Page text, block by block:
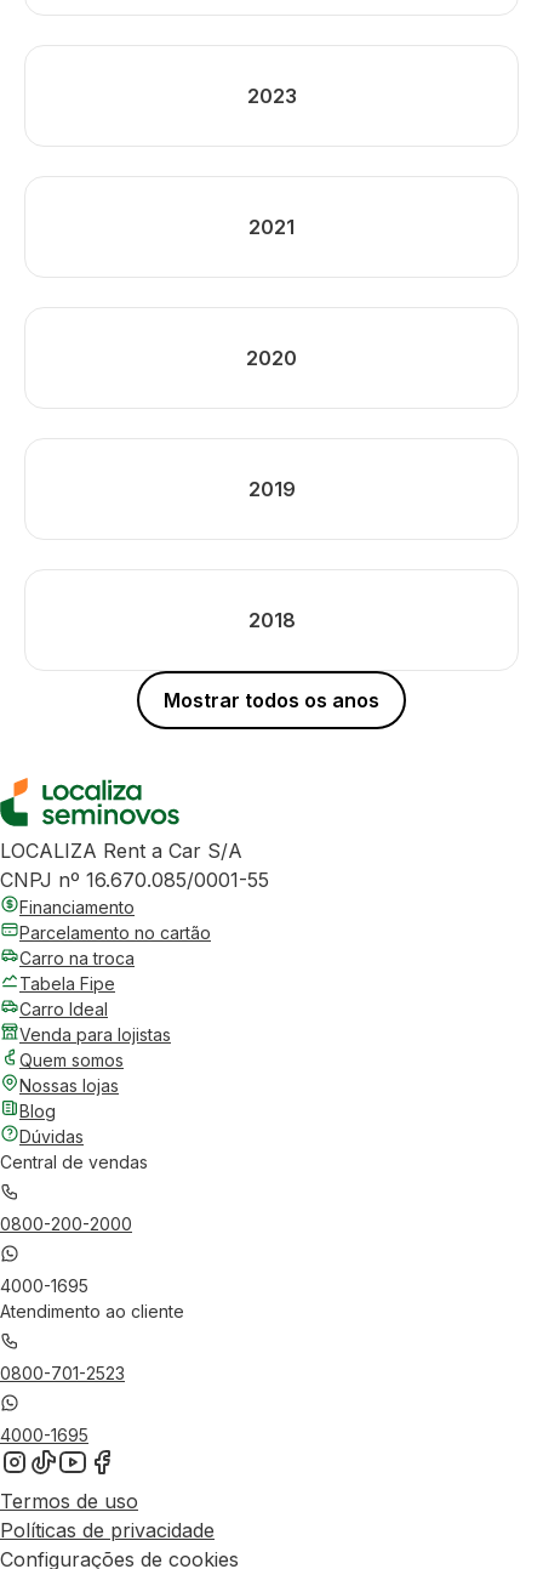
2023
2021
2020
2019
2018
Mostrar todos os anos
LOCALIZA Rent a Car S/A
CNPJ nº 16.670.085/0001-55
Financiamento
Parcelamento no cartão
Carro na troca
Tabela Fipe
Carro Ideal
Venda para lojistas
Quem somos
Nossas lojas
Blog
Dúvidas
Central de vendas
0800-200-2000
4000-1695
Atendimento ao cliente
0800-701-2523
4000-1695
Termos de uso
Políticas de privacidade
Configurações de cookies